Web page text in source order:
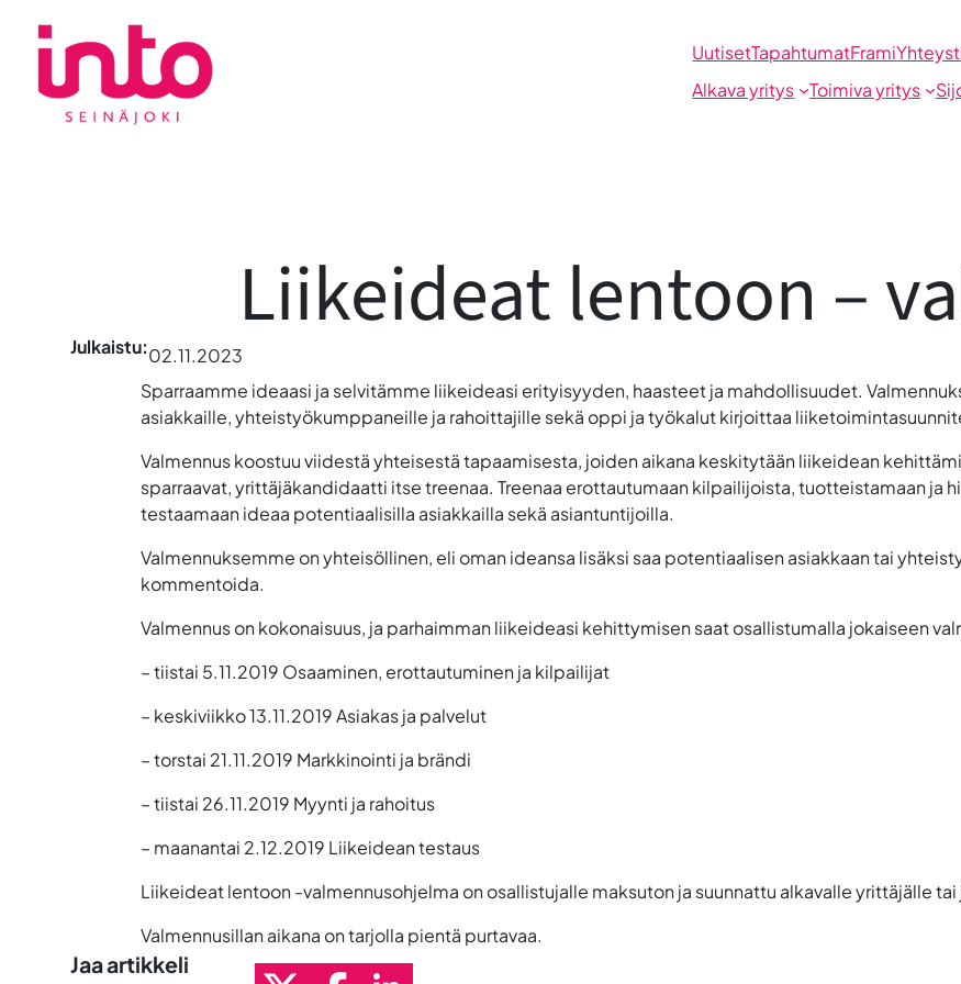
sisältöön
UutisetTapahtumatFrami
Alkava yritys
Toimiva yritys
Liikeideat lentoon –
Julkaistu:02.11.2023
Sparraamme ideaasi ja selvitämme liikeideasi erityisyyden, haasteet ja mahdollisuudet.
asiakkaille, yhteistyökumppaneille ja rahoittajille sekä oppi ja työkalut kirjoittaa
Valmennus koostuu viidestä yhteisestä tapaamisesta, joiden aikana keskitytään liikeidean
sparraavat, yrittäjäkandidaatti itse treenaa. Treenaa erottautumaan kilpailijoista, tuotteistamaan ja
testaamaan ideaa potentiaalisilla asiakkailla sekä asiantuntijoilla.
Valmennuksemme on yhteisöllinen, eli oman ideansa lisäksi saa potentiaalisen asiakkaan tai
kommentoida.
Valmennus on kokonaisuus, ja parhaimman liikeideasi kehittymisen saat osallistumalla jokaiseen
– tiistai 5.11.2019 Osaaminen, erottautuminen ja kilpailijat
– keskiviikko 13.11.2019 Asiakas ja palvelut
– torstai 21.11.2019 Markkinointi ja brändi
– tiistai 26.11.2019 Myynti ja rahoitus
– maanantai 2.12.2019 Liikeidean testaus
Liikeideat lentoon -valmennusohjelma on osallistujalle maksuton ja suunnattu alkavalle yrittäjälle
Valmennusillan aikana on tarjolla pientä purtavaa.
Jaa artikkeli